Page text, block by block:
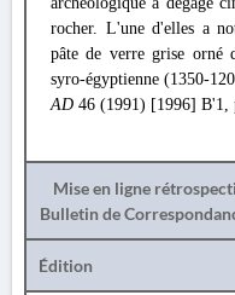
rocher. L'une d'elles a
pâte de verre grise orné
syro-égyptienne (1350-
AD 46 (1991) [1996]
Mise en ligne
Bulletin de
Édition